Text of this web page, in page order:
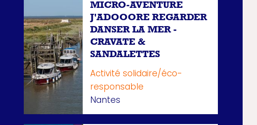
MICRO-AVENTURE
J'ADOOORE REGARDER
DANSER LA MER -
CRAVATE &
SANDALETTES
Activité solidaire/éco-
responsable
Nantes